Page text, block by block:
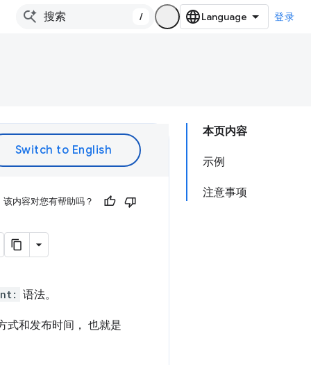
/ 登录
本页内容
示例
注意事项
该内容对您有帮助吗？
语法。
式和发布时间， 也就是